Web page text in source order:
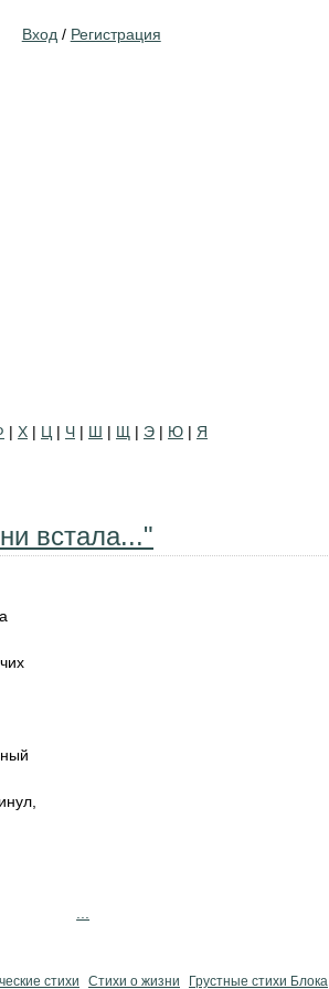
Вход / Регистрация
| Х | Ц | Ч | Ш | Щ | Э | Ю | Я
встала..."
стихи Стихи о жизни Грустные стихи Блока